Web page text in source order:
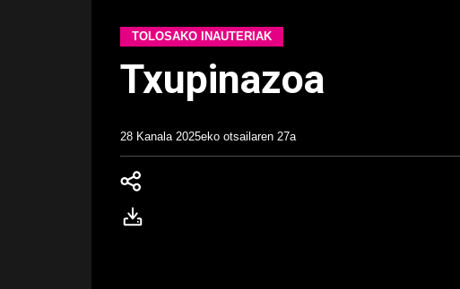
TOLOSAKO INAUTERIAK
Txupinazoa
28 Kanala 2025eko otsailaren 27a